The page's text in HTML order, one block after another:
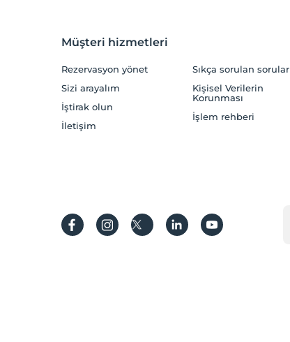
Müşteri hizmetleri
Rezervasyon yönet
Sizi arayalım
İştirak olun
İletişim
Sıkça sorulan sorular
Kişisel Verilerin
Korunması
İşlem rehberi